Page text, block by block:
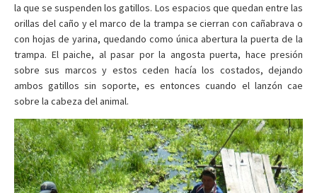
la que se suspenden los gatillos. Los espacios que quedan entre las
orillas del caño y el marco de la trampa se cierran con cañabrava o
con hojas de yarina, quedando como única abertura la puerta de la
trampa. El paiche, al pasar por la angosta puerta, hace presión
sobre sus marcos y estos ceden hacía los costados, dejando
ambos gatillos sin soporte, es entonces cuando el lanzón cae
sobre la cabeza del animal.